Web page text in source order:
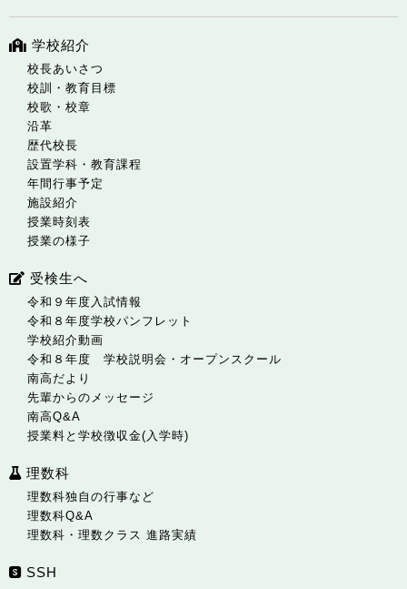
学校紹介
校長あいさつ
校訓・教育目標
校歌・校章
沿革
歴代校長
設置学科・教育課程
年間行事予定
施設紹介
授業時刻表
授業の様子
受検生へ
令和９年度入試情報
令和８年度学校パンフレット
学校紹介動画
令和８年度 学校説明会・オープンスクール
南高だより
先輩からのメッセージ
南高Q&A
授業料と学校徴収金(入学時)
理数科
理数科独自の行事など
理数科Q&A
理数科・理数クラス 進路実績
SSH